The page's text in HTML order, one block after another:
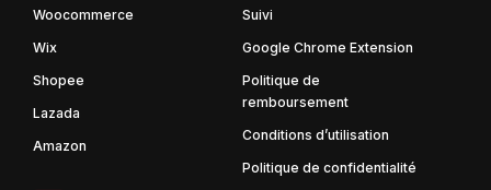
Woocommerce
Wix
Shopee
Lazada
Amazon
Suivi
Google Chrome Extension
Politique de
remboursement
Conditions d’utilisation
Politique de confidentialité